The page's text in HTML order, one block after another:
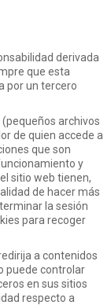
derivada
que esta
por un tercero
archivos
de quien accede a
que son
y
sitio web tienen,
de hacer más
la sesión
para recoger
a contenidos
puede controlar
en sus sitios
respecto a